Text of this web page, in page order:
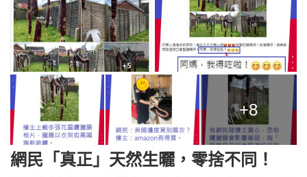
+8
網民「真正」天然生曬，零捨不同！